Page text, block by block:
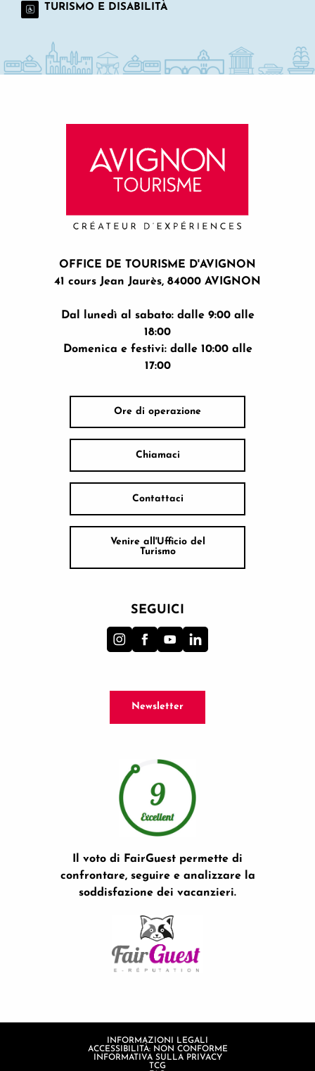
TURISMO E DISABILITÀ
OFFICE DE TOURISME D'AVIGNON
41 cours Jean Jaurès, 84000 AVIGNON
Dal lunedì al sabato: dalle 9:00 alle
18:00
Domenica e festivi: dalle 10:00 alle
17:00
Ore di operazione
Chiamaci
Contattaci
Venire all'Ufficio del
Turismo
SEGUICI
Newsletter
Il voto di FairGuest permette di
confrontare, seguire e analizzare la
soddisfazione dei vacanzieri.
INFORMAZIONI LEGALI
ACCESSIBILITÀ: NON CONFORME
INFORMATIVA SULLA PRIVACY
TCG